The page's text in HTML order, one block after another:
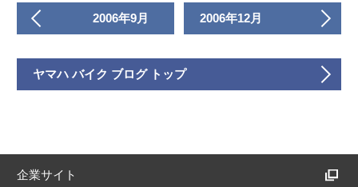
2006年9月 2006年12月
ヤマハ バイク ブログ トップ
企業サイト